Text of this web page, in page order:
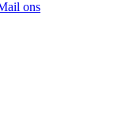
ons